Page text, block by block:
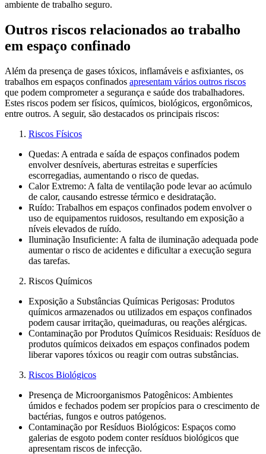
ambiente de trabalho seguro.
Outros riscos relacionados ao trabalho
em espaço confinado
Além da presença de gases tóxicos, inflamáveis e asfixiantes, os
trabalhos em espaços confinados apresentam vários outros riscos
que podem comprometer a segurança e saúde dos trabalhadores.
Estes riscos podem ser físicos, químicos, biológicos, ergonômicos,
entre outros. A seguir, são destacados os principais riscos:
Riscos Físicos
Quedas: A entrada e saída de espaços confinados podem
envolver desníveis, aberturas estreitas e superfícies
escorregadias, aumentando o risco de quedas.
Calor Extremo: A falta de ventilação pode levar ao acúmulo
de calor, causando estresse térmico e desidratação.
Ruído: Trabalhos em espaços confinados podem envolver o
uso de equipamentos ruidosos, resultando em exposição a
níveis elevados de ruído.
Iluminação Insuficiente: A falta de iluminação adequada pode
aumentar o risco de acidentes e dificultar a execução segura
das tarefas.
Riscos Químicos
Exposição a Substâncias Químicas Perigosas: Produtos
químicos armazenados ou utilizados em espaços confinados
podem causar irritação, queimaduras, ou reações alérgicas.
Contaminação por Produtos Químicos Residuais: Resíduos de
produtos químicos deixados em espaços confinados podem
liberar vapores tóxicos ou reagir com outras substâncias.
Riscos Biológicos
Presença de Microorganismos Patogênicos: Ambientes
úmidos e fechados podem ser propícios para o crescimento de
bactérias, fungos e outros patógenos.
Contaminação por Resíduos Biológicos: Espaços como
galerias de esgoto podem conter resíduos biológicos que
apresentam riscos de infecção.